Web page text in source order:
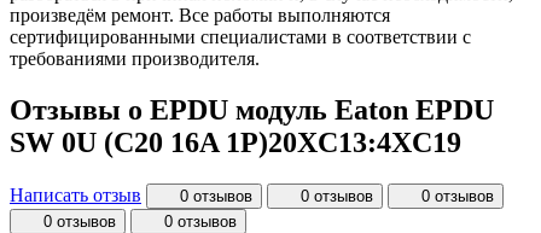
произведём ремонт. Все работы выполняются
сертифицированными специалистами в соответствии с
требованиями производителя.
Отзывы о EPDU модуль Eaton EPDU
SW 0U (C20 16A 1P)20XC13:4XC19
Написать отзыв 0 отзывов 0 отзывов
0 отзывов
0 отзывов
0 отзывов